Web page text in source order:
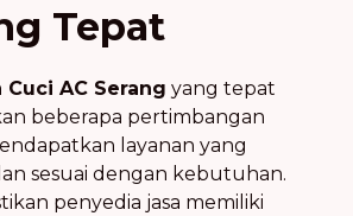
Tepat
Cuci AC Serang yang tepat
beberapa pertimbangan
layanan yang
sesuai dengan kebutuhan.
penyedia jasa memiliki